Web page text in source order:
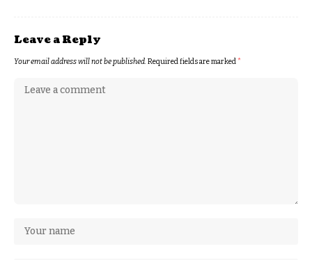
Leave a Reply
Your email address will not be published.Required fields are marked*